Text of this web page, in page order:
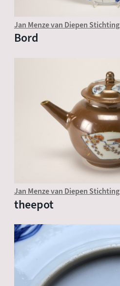
Jan Menze van Diepen Stichting
Bord
Jan Menze van Diepen Stichting
theepot